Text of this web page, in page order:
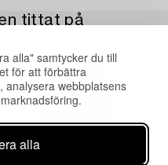
alla" samtycker du till
för att förbättra
analysera webbplatsens
alla
tittat på